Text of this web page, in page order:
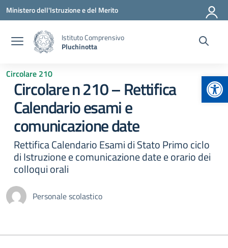
Vai ai contenuti
Vai al menu di navigazione
Vai al footer
Ministero dell'Istruzione e del Merito
Istituto Comprensivo
Pluchinotta
Circolare 210
Circolare n 210 – Rettifica
Calendario esami e
comunicazione date
Rettifica Calendario Esami di Stato Primo ciclo
di Istruzione e comunicazione date e orario dei
colloqui orali
Personale scolastico